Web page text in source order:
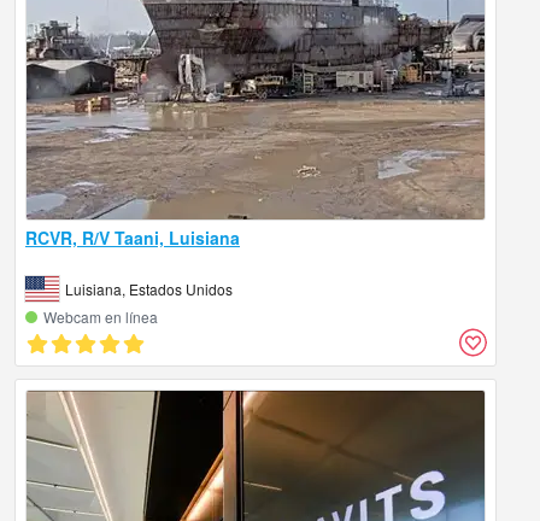
RCVR, R/V Taani, Luisiana
Luisiana, Estados Unidos
Webcam en línea